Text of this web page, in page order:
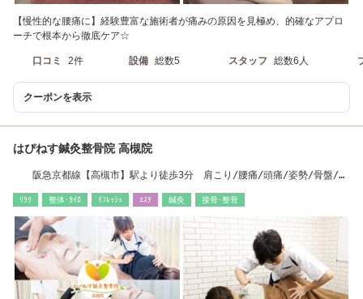
【慢性的な腰痛に】経験豊富な施術者が痛みの原因を見極め、的確なアプロ
ーチで根本から徹底ケア☆
口コミ 2件 設備 総数5 スタッフ 総数6人
クーポンを表示
はぴねす鍼灸整骨院 高槻院
阪急京都線【高槻市】駅より徒歩3分 肩こり/腰痛/頭痛/姿勢/骨盤/ヘ
ﾘﾗｸ 整体･ｶｲﾛ ﾘﾌﾚｯｼｭ ｴｽﾃ 鍼灸 接骨･整骨